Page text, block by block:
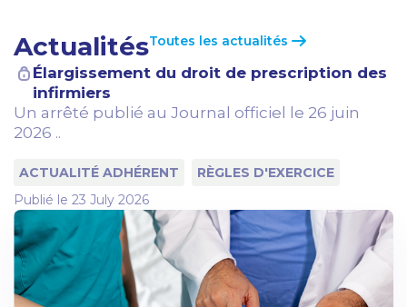
ActualitésToutes les actualités
Élargissement du droit de prescription des
infirmiers
Un arrêté publié au Journal officiel le 26 juin
2026 ..
ACTUALITÉ ADHÉRENT
RÈGLES D'EXERCICE
Publié le 23 July 2026